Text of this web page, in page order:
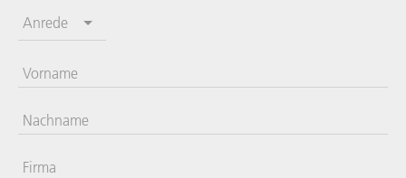
Anrede
Vorname
Nachname
Firma